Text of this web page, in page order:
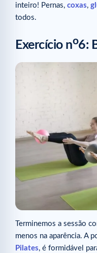
inteiro! Pernas, coxas,
todos.
Exercício no6:
Terminemos a sessão
menos na aparência. A
Pilates, é formidável